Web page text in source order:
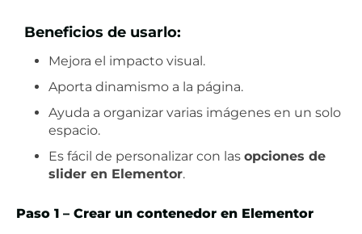
Beneficios de usarlo:
Mejora el impacto visual.
Aporta dinamismo a la página.
Ayuda a organizar varias imágenes en un solo
espacio.
Es fácil de personalizar con las opciones de
slider en Elementor.
Paso 1 – Crear un contenedor en Elementor